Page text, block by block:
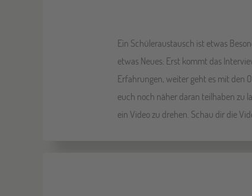
Ein Schüleraustausch ist etwas
etwas Neues: Erst kommt das
Erfahrungen, weiter geht es mit den
euch noch näher daran teilhaben zu
ein Video zu drehen. Schau dir die